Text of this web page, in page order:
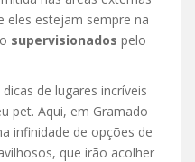
eles estejam sempre na
supervisionados pelo
de lugares incríveis
pet. Aqui, em Gramado
infinidade de opções de
que irão acolher